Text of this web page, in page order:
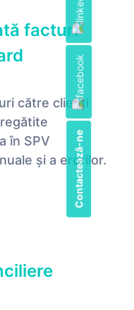
facturi
către clienți
în SPV
și a erorilor.
Contactează-ne